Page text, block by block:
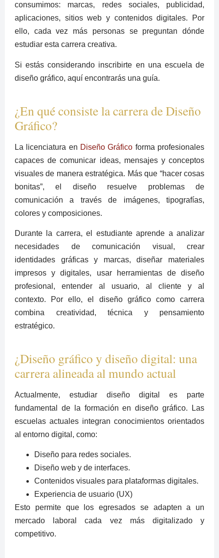
consumimos: marcas, redes sociales, publicidad,
aplicaciones, sitios web y contenidos digitales. Por
ello, cada vez más personas se preguntan dónde
estudiar esta carrera creativa.
Si estás considerando inscribirte en una escuela de
diseño gráfico, aquí encontrarás una guía.
¿En qué consiste la carrera de Diseño
Gráfico?
La licenciatura en Diseño Gráfico forma profesionales
capaces de comunicar ideas, mensajes y conceptos
visuales de manera estratégica. Más que “hacer cosas
bonitas”, el diseño resuelve problemas de
comunicación a través de imágenes, tipografías,
colores y composiciones.
Durante la carrera, el estudiante aprende a analizar
necesidades de comunicación visual, crear
identidades gráficas y marcas, diseñar materiales
impresos y digitales, usar herramientas de diseño
profesional, entender al usuario, al cliente y al
contexto. Por ello, el diseño gráfico como carrera
combina creatividad, técnica y pensamiento
estratégico.
¿Diseño gráfico y diseño digital: una
carrera alineada al mundo actual
Actualmente, estudiar diseño digital es parte
fundamental de la formación en diseño gráfico. Las
escuelas actuales integran conocimientos orientados
al entorno digital, como:
Diseño para redes sociales.
Diseño web y de interfaces.
Contenidos visuales para plataformas digitales.
Experiencia de usuario (UX)
Esto permite que los egresados se adapten a un
mercado laboral cada vez más digitalizado y
competitivo.